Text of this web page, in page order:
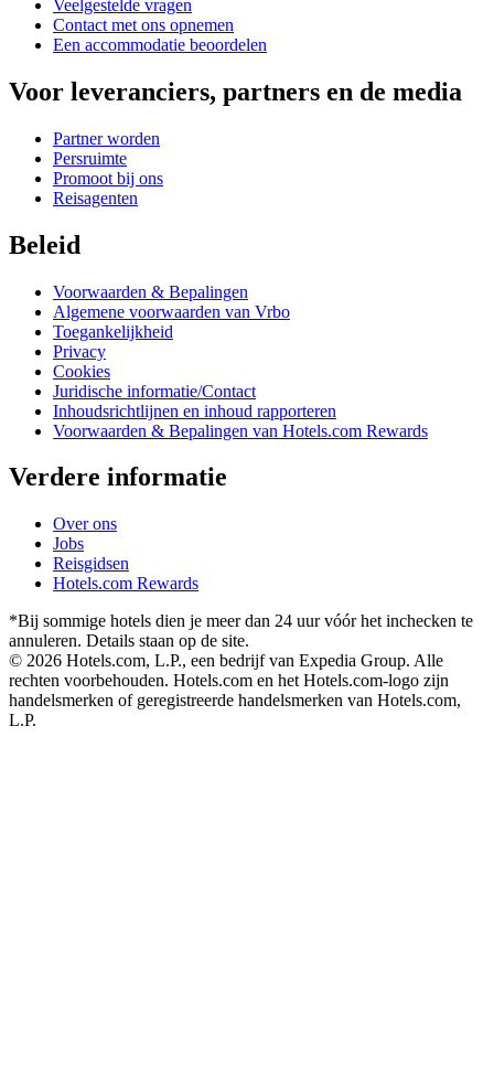
Veelgestelde vragen
Contact met ons opnemen
Een accommodatie beoordelen
Voor leveranciers, partners en de media
Partner worden
Persruimte
Promoot bij ons
Reisagenten
Beleid
Voorwaarden & Bepalingen
Algemene voorwaarden van Vrbo
Toegankelijkheid
Privacy
Cookies
Juridische informatie/Contact
Inhoudsrichtlijnen en inhoud rapporteren
Voorwaarden & Bepalingen van Hotels.com Rewards
Verdere informatie
Over ons
Jobs
Reisgidsen
Hotels.com Rewards
*Bij sommige hotels dien je meer dan 24 uur vóór het inchecken te
annuleren. Details staan op de site.
© 2026 Hotels.com, L.P., een bedrijf van Expedia Group. Alle
rechten voorbehouden. Hotels.com en het Hotels.com-logo zijn
handelsmerken of geregistreerde handelsmerken van Hotels.com,
L.P.